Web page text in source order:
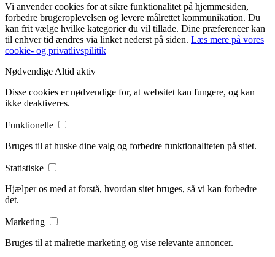
Vi anvender cookies for at sikre funktionalitet på hjemmesiden,
forbedre brugeroplevelsen og levere målrettet kommunikation. Du
kan frit vælge hvilke kategorier du vil tillade. Dine præferencer kan
til enhver tid ændres via linket nederst på siden. Læs mere på vores
cookie- og privatlivspilitik
Nødvendige Altid aktiv
Disse cookies er nødvendige for, at websitet kan fungere, og kan
ikke deaktiveres.
Funktionelle
Bruges til at huske dine valg og forbedre funktionaliteten på sitet.
Statistiske
Hjælper os med at forstå, hvordan sitet bruges, så vi kan forbedre
det.
Marketing
Bruges til at målrette marketing og vise relevante annoncer.